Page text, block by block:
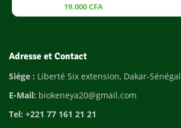
19.000CFA
Adresse et Contact
Siége : Liberté Six extension, Dakar-Sénégal
E-Mail: biokeneya20@gmail.com
Tel: +221 77 161 21 21